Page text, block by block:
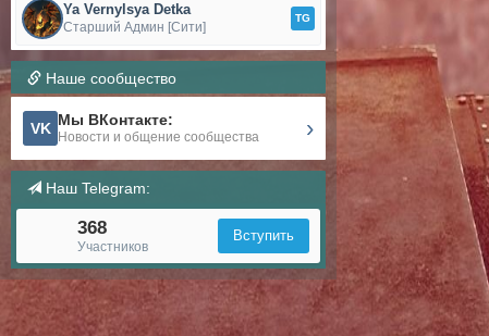
Ya Vernylsya Detka
Старший Админ [Сити]
TG
Наше сообщество
VK Мы ВКонтакте:
Новости и общение сообщества ›
Наш Telegram:
368
Участников
Вступить